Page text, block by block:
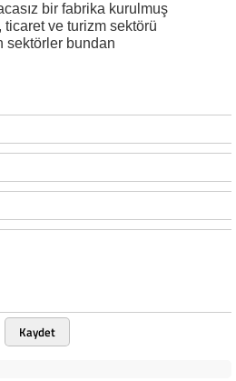
bir fabrika kurulmuş
ve turizm sektörü
sektörler bundan
Kaydet